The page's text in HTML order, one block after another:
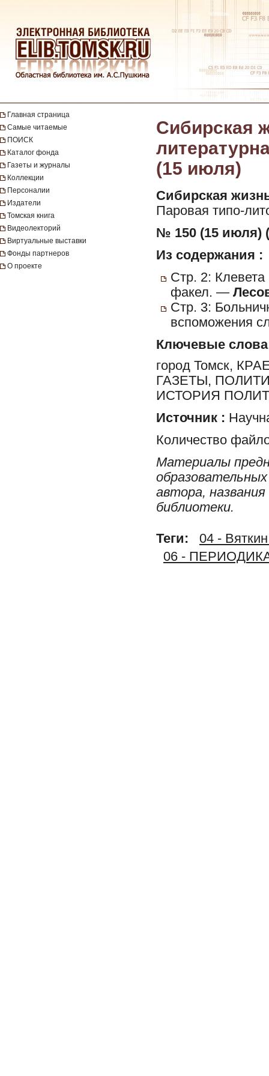
Главная страница
Самые читаемые
ПОИСК
Каталог фонда
Газеты и журналы
Коллекции
Персоналии
Издатели
Томская книга
Видеолекторий
Виртуальные выставки
Фонды партнеров
О проекте
Сибирская
(15 июля)
Сибирская
Паровая типо-
№ 150 (15 июля)
Из содержания :
Стр. 2:
факел. —
Стр. 3:
вспоможения
Ключевые слова
город Томск,
ГАЗЕТЫ,
ИСТОРИЯ
Источник :
Количество
Материалы
автора,
библиотеки.
Теги:
04 -
06 -